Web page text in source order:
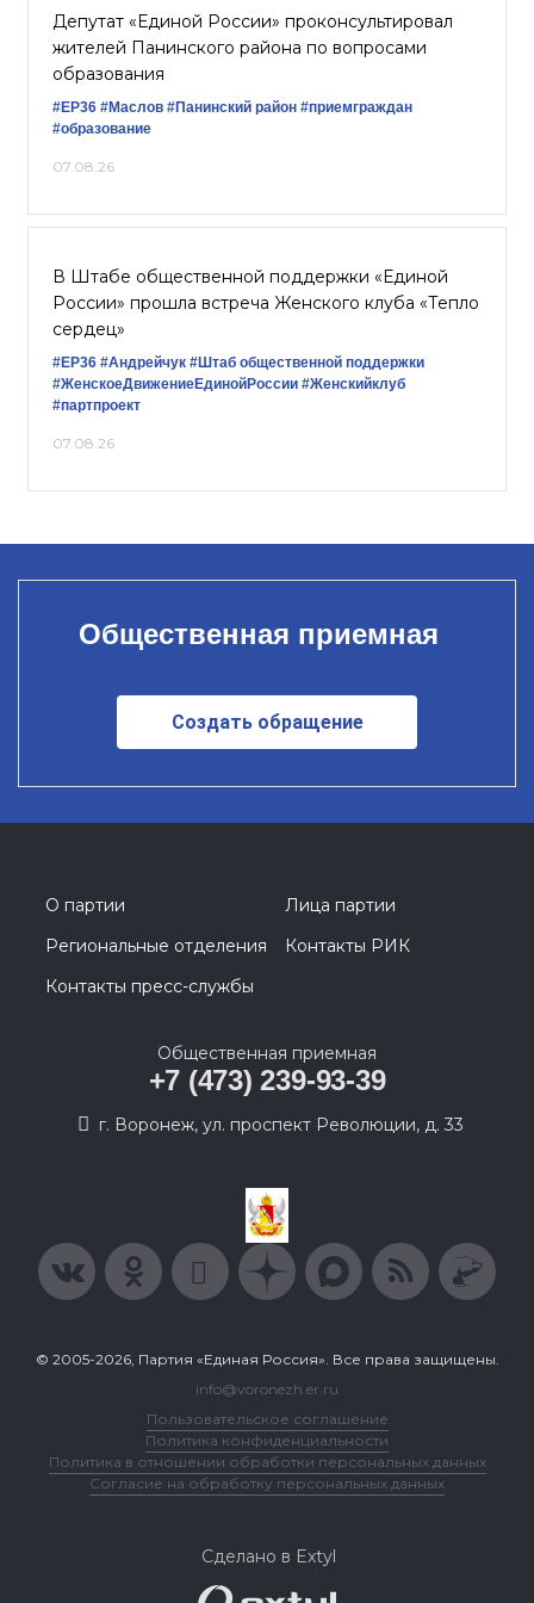
Депутат «Единой России» проконсультировал
жителей Панинского района по вопросами
образования
#ЕР36 #Маслов #Панинский район #приемграждан
#образование
07.08.26
В Штабе общественной поддержки «Единой
России» прошла встреча Женского клуба «Тепло
сердец»
#ЕР36 #Андрейчук #Штаб общественной поддержки
#ЖенскоеДвижениеЕдинойРоссии #Женскийклуб
#партпроект
07.08.26
Общественная приемная
Создать обращение
О партии
Лица партии
Региональные отделения
Контакты РИК
Контакты пресс-службы
Общественная приемная
+7 (473) 239-93-39
г. Воронеж, ул. проспект Революции, д. 33
© 2005-2026, Партия «Единая Россия». Все права защищены.
info@voronezh.er.ru
Пользовательское соглашение
Политика конфиденциальности
Политика в отношении обработки персональных данных
Согласие на обработку персональных данных
Сделано в Extyl